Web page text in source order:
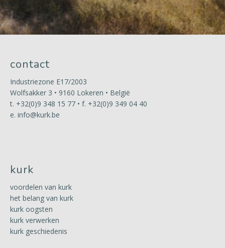
contact
Industriezone E17/2003
Wolfsakker 3 • 9160 Lokeren • België
t. +32(0)9 348 15 77 • f. +32(0)9 349 04 40
e. info@kurk.be
kurk
voordelen van kurk
het belang van kurk
kurk oogsten
kurk verwerken
kurk geschiedenis